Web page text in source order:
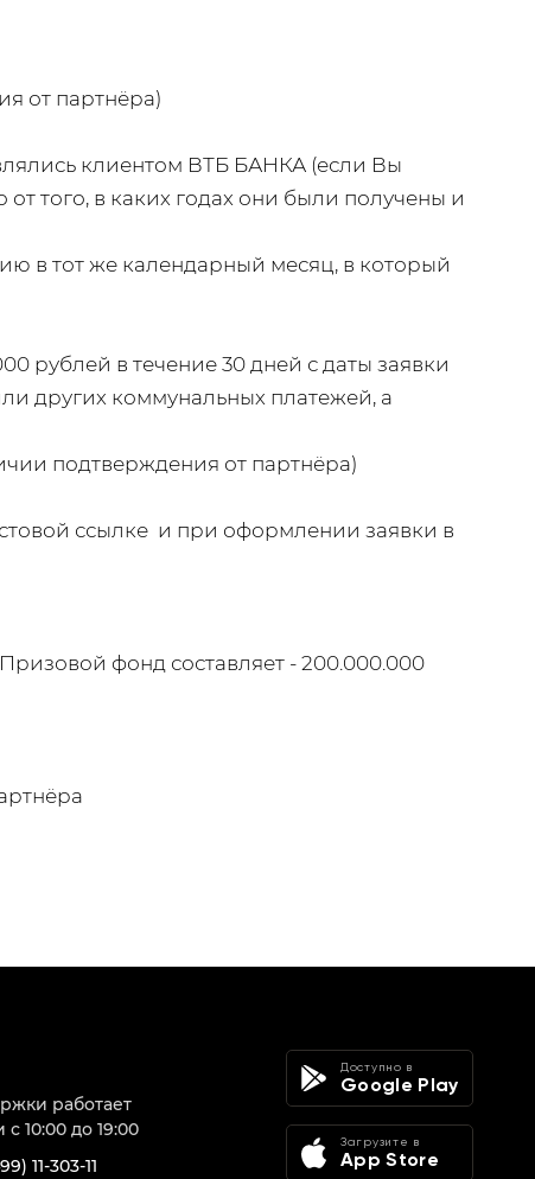
от партнёра)
клиентом ВТБ БАНКА (если Вы
того, в каких годах они были получены и
в тот же календарный месяц, в который
рублей в течение 30 дней с даты заявки
других коммунальных платежей, а
подтверждения от партнёра)
ссылке и при оформлении заявки в
фонд составляет - 200.000.000
работает
10:00 до 19:00
11-303-11
Доступно в
Google Play
Загрузите в
App Store